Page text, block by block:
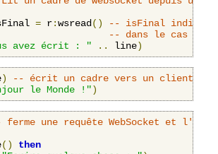
= r:wsread()
-- isFinal
-- dans le cas
avez écrit : " .. line)
)
-- écrit un cadre vers un client
le Monde !")
ferme une requête WebSocket et
()
then